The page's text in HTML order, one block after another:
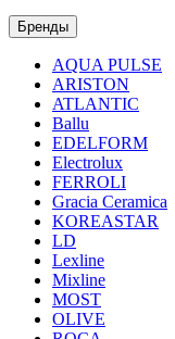
Бренды
AQUA PULSE
ARISTON
ATLANTIC
Ballu
EDELFORM
Electrolux
FERROLI
Gracia Ceramica
KOREASTAR
LD
Lexline
Mixline
MOST
OLIVE